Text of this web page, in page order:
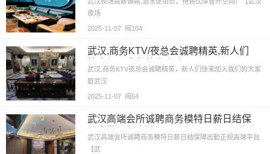
武汉夜场高薪诚聘,酒水促销员，待遇优厚晋升空间广【武汉
夜场
2025-11-07 阅104
武汉,商务KTV/夜总会诚聘精英,新人们
快来加入我们的大家庭
武汉,商务KTV夜总会诚聘精英，新人们快来加入我们的大家
庭武汉
2025-11-07 阅64
武汉高端会所诚聘商务模特日薪日结保
障出勤正规高端平
武汉高端会所诚聘商务模特日薪日结保障出勤正规高端平台
【武